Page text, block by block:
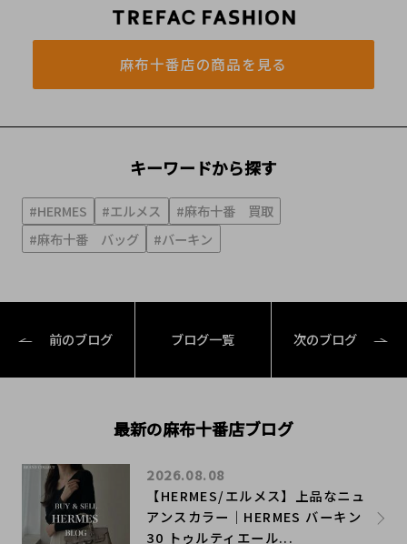
麻布十番店の商品を見る
キーワードから探す
#HERMES #エルメス
#麻布十番 買取
#麻布十番 バッグ
#バーキン
前のブログ ブログ一覧 次のブログ
最新の麻布十番店ブログ
【HERMES/エルメス】上品なニュ
アンスカラー｜HERMES バーキン
30 トゥルティエール...
2026.08.08